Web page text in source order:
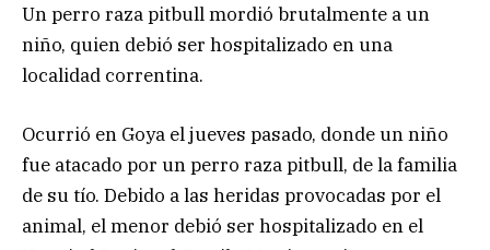
Un perro raza pitbull mordió brutalmente a un
niño, quien debió ser hospitalizado en una
localidad correntina.
Ocurrió en Goya el jueves pasado, donde un niño
fue atacado por un perro raza pitbull, de la familia
de su tío. Debido a las heridas provocadas por el
animal, el menor debió ser hospitalizado en el